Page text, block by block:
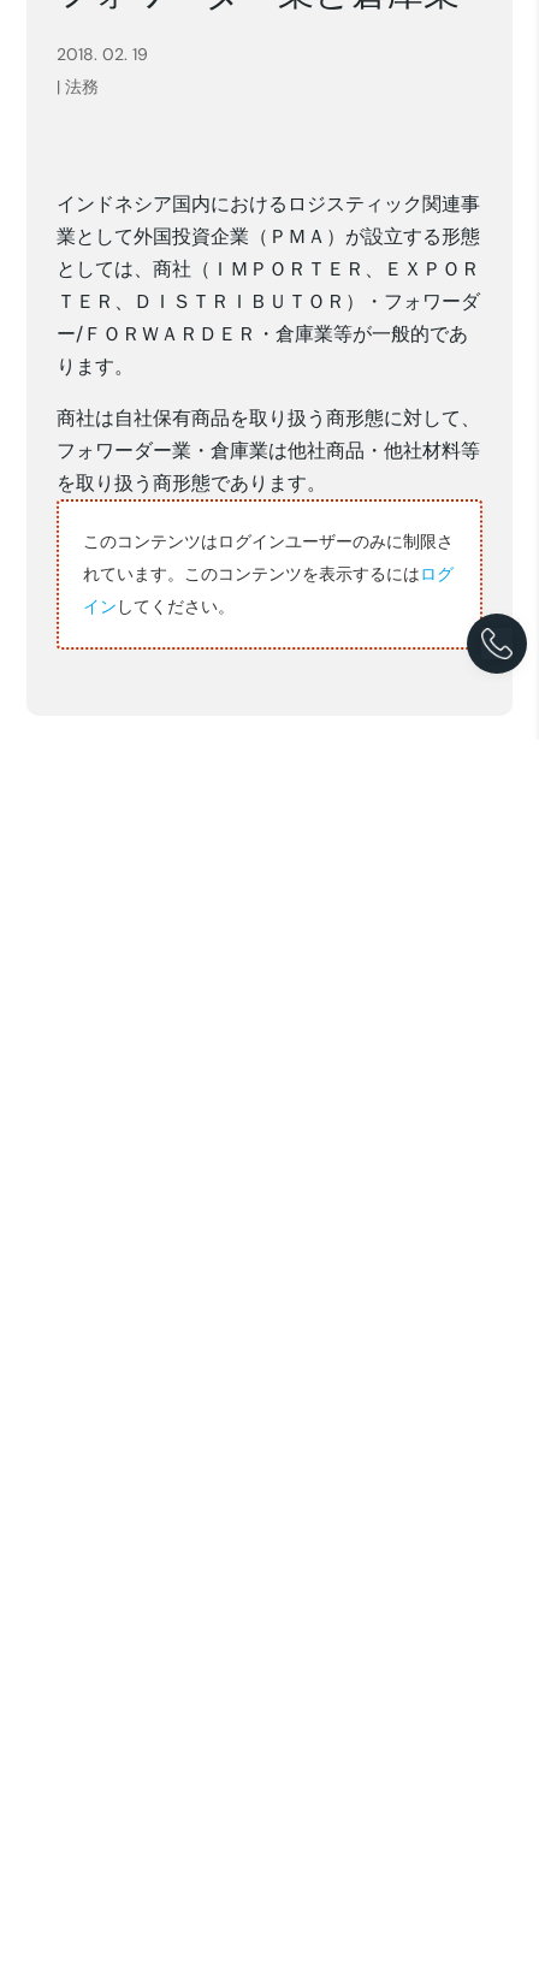
2018. 02. 19
|法務
インドネシア国内におけるロジスティック関連事
業として外国投資企業（ＰＭＡ）が設立する形態
としては、商社（ＩＭＰＯＲＴＥＲ、ＥＸＰＯＲ
ＴＥＲ、ＤＩＳＴＲＩＢＵＴＯＲ）・フォワーダ
ー/ＦＯＲＷＡＲＤＥＲ・倉庫業等が一般的であ
ります。
商社は自社保有商品を取り扱う商形態に対して、
フォワーダー業・倉庫業は他社商品・他社材料等
を取り扱う商形態であります。
このコンテンツはログインユーザーのみに制限さ
れています。このコンテンツを表示するにはログ
イン してください。